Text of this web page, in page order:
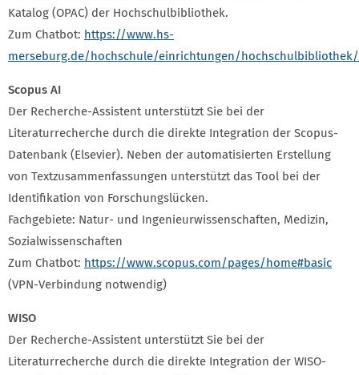
Katalog (OPAC) der Hochschulbibliothek.
Zum Chatbot: https://www.hs-
merseburg.de/hochschule/einrichtungen/hochschulbibliothek/
Scopus AI
Der Recherche-Assistent unterstützt Sie bei der
Literaturrecherche durch die direkte Integration der Scopus-
Datenbank (Elsevier). Neben der automatisierten Erstellung
von Textzusammenfassungen unterstützt das Tool bei der
Identifikation von Forschungslücken.
Fachgebiete: Natur- und Ingenieurwissenschaften, Medizin,
Sozialwissenschaften
Zum Chatbot: https://www.scopus.com/pages/home#basic
(VPN-Verbindung notwendig)
WISO
Der Recherche-Assistent unterstützt Sie bei der
Literaturrecherche durch die direkte Integration der WISO-